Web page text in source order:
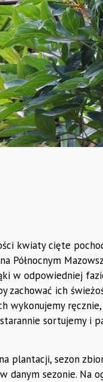
nasze
Twoje
kwiaty cięte
Północnym
w odpowiedniej
zachować ich
wykonujemy
sortujemy i
plantacji, sezon
danym sezonie. Na